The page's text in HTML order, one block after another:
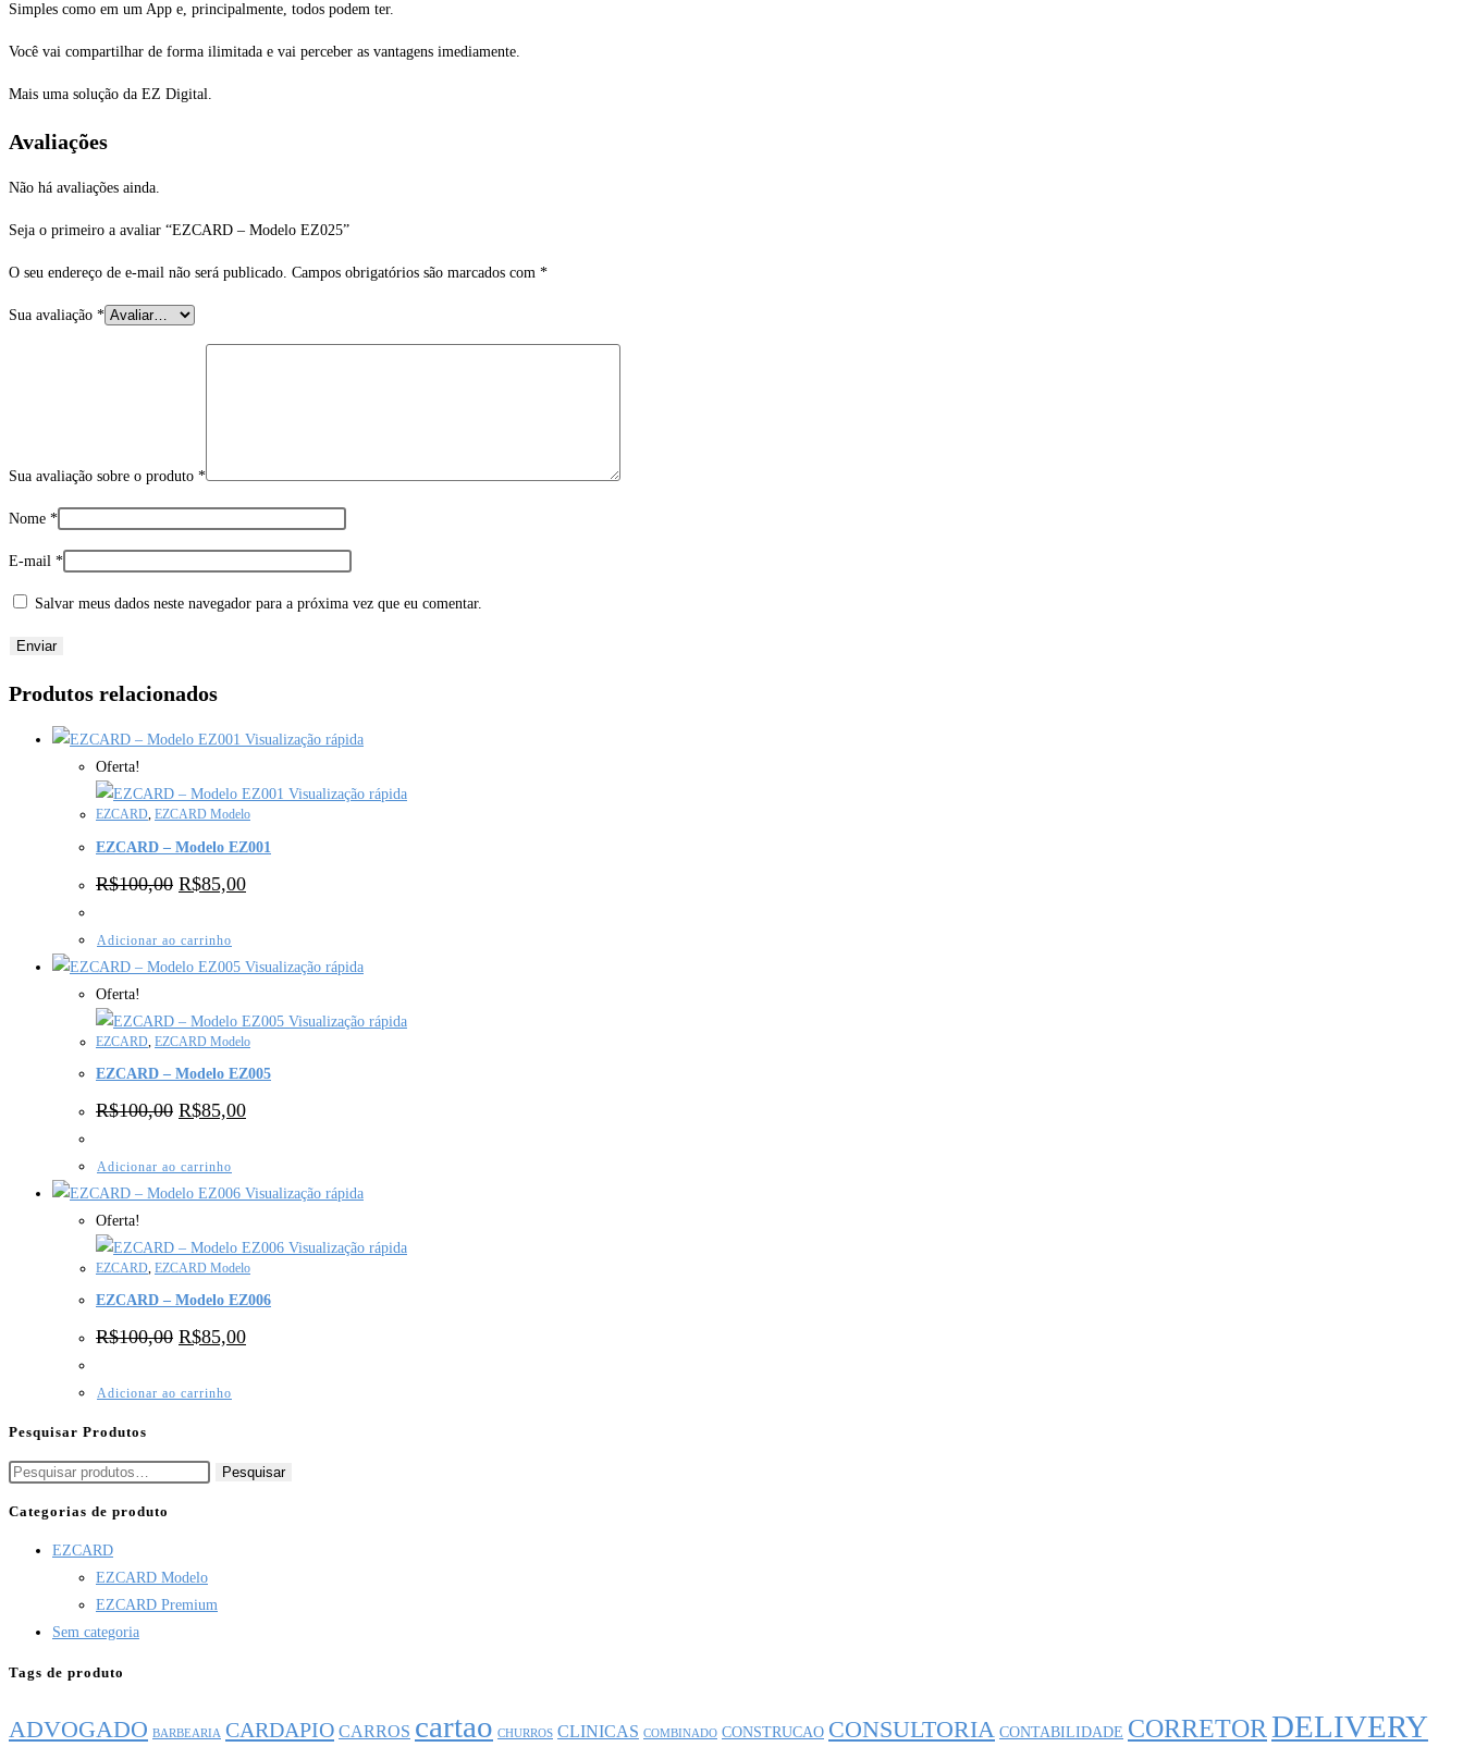
Simples como em um App e, principalmente, todos podem ter.
Você vai compartilhar de forma ilimitada e vai perceber as vantagens imediamente.
Mais uma solução da EZ Digital.
Avaliações
Não há avaliações ainda.
Seja o primeiro a avaliar “EZCARD – Modelo EZ025”
O seu endereço de e-mail não será publicado. Campos obrigatórios são marcados com *
Sua avaliação *
Sua avaliação sobre o produto *
Nome *
E-mail *
Salvar meus dados neste navegador para a próxima vez que eu comentar.
Produtos relacionados
Visualização rápida
Oferta!
Visualização rápida
EZCARD, EZCARD Modelo
EZCARD – Modelo EZ001
R$100,00 R$85,00
Adicionar ao carrinho
Visualização rápida
Oferta!
Visualização rápida
EZCARD EZCARD Modelo
EZCARD – Modelo EZ005
R$100,00 R$85,00
Adicionar ao carrinho
Visualização rápida
Oferta!
Visualização rápida
EZCARD, EZCARD Modelo
EZCARD – Modelo EZ006
R$100,00 R$85,00
Adicionar ao carrinho
Pesquisar Produtos
Pesquisar
Categorias de produto
EZCARD
EZCARD Modelo
EZCARD Premium
Sem categoria
Tags de produto
ADVOGADO BARBEARIA CARDAPIO CARROS cartao CHURROS CLINICAS COMBINADO CONSTRUCAO CONSULTORIA CONTABILIDADE CORRETOR DELIVERY